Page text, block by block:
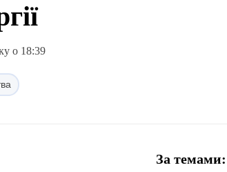
о 18:39
За темами: